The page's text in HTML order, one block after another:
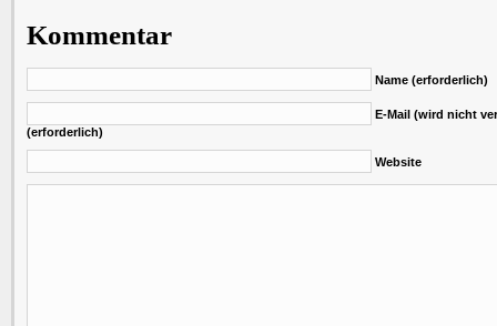
Kommentar
Name (erforderlich)
E-Mail (wird nicht
(erforderlich)
Website